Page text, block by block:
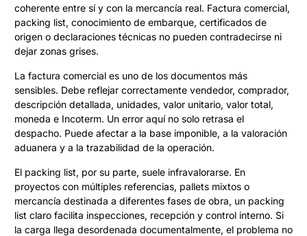
coherente entre sí y con la mercancía real. Factura comercial,
packing list, conocimiento de embarque, certificados de
origen o declaraciones técnicas no pueden contradecirse ni
dejar zonas grises.
La factura comercial es uno de los documentos más
sensibles. Debe reflejar correctamente vendedor, comprador,
descripción detallada, unidades, valor unitario, valor total,
moneda e Incoterm. Un error aquí no solo retrasa el
despacho. Puede afectar a la base imponible, a la valoración
aduanera y a la trazabilidad de la operación.
El packing list, por su parte, suele infravalorarse. En
proyectos con múltiples referencias, pallets mixtos o
mercancía destinada a diferentes fases de obra, un packing
list claro facilita inspecciones, recepción y control interno. Si
la carga llega desordenada documentalmente, el problema no